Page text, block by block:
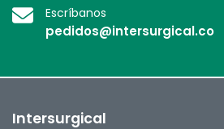
Escríbanos
pedidos@intersurgical.co
Intersurgical